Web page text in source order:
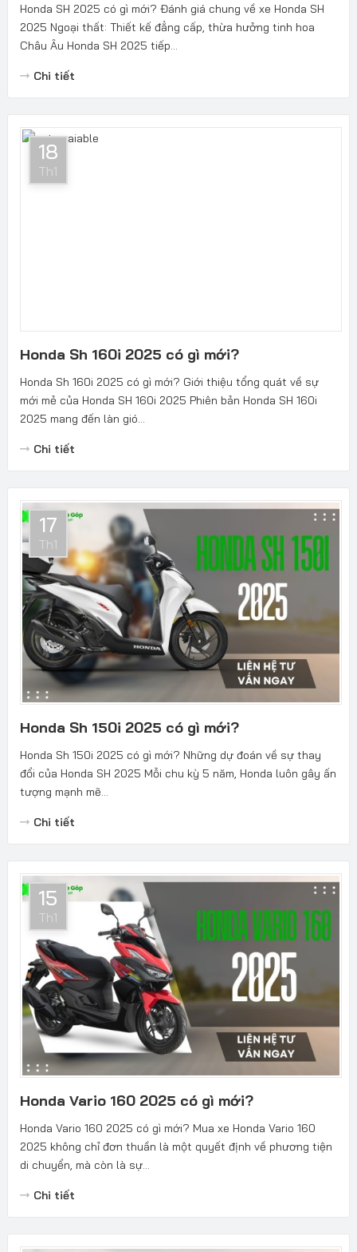
Honda SH 2025 có gì mới? Đánh giá chung về xe Honda SH
2025 Ngoại thất: Thiết kế đẳng cấp, thừa hưởng tinh hoa
Châu Âu Honda SH 2025 tiếp...
Chi tiết
18
Th1
Honda Sh 160i 2025 có gì mới?
Honda Sh 160i 2025 có gì mới? Giới thiệu tổng quát về sự
mới mẻ của Honda SH 160i 2025 Phiên bản Honda SH 160i
2025 mang đến làn gió...
Chi tiết
17
Th1
Honda Sh 150i 2025 có gì mới?
Honda Sh 150i 2025 có gì mới? Những dự đoán về sự thay
đổi của Honda SH 2025 Mỗi chu kỳ 5 năm, Honda luôn gây ấn
tượng mạnh mẽ...
Chi tiết
15
Th1
Honda Vario 160 2025 có gì mới?
Honda Vario 160 2025 có gì mới? Mua xe Honda Vario 160
2025 không chỉ đơn thuần là một quyết định về phương tiện
di chuyển, mà còn là sự...
Chi tiết